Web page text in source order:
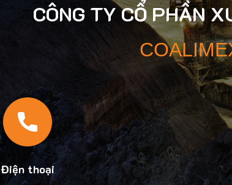
CÔNG TY CỔ PHẦN
Điện thoại